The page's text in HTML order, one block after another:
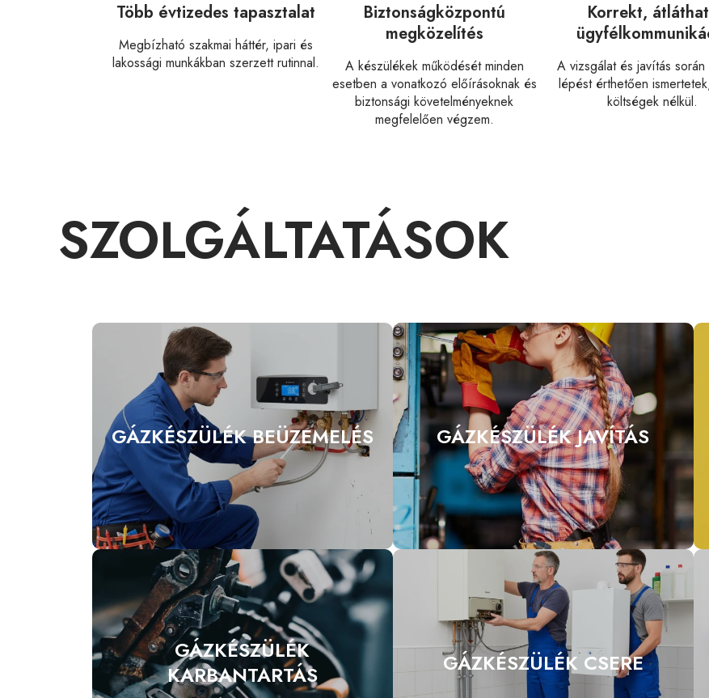
Több évtizedes tapasztalat
Megbízható szakmai háttér, ipari és
lakossági munkákban szerzett rutinnal.
Biztonságközpontú
megközelítés
A készülékek működését minden
esetben a vonatkozó előírásoknak és
biztonsági követelményeknek
megfelelően végzem.
Korrekt,
A vizsgálat és javítás során
lépést érthetően
költségek nélkül.
SZOLGÁLTATÁSOK
GÁZKÉSZÜLÉK BEÜZEMELÉS GÁZKÉSZÜLÉK JAVÍTÁS
GÁZKÉSZÜLÉK
KARBANTARTÁS
GÁZKÉSZÜLÉK CSERE